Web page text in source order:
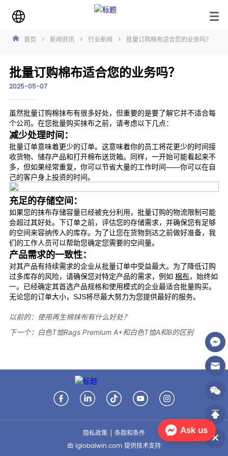
首页 > 新闻资讯 > 行业新闻 > 批量订购棉布适合您的业务吗？
批量订购棉布适合您的业务吗？
2025-05-07
以前的： 使用再生棉抹布有什么好处？
下一个： 白色T恤Rags Premium A+和白色T恤A和B的区别
隐私政策
条款和条件
由 iglobalwin.com 提供技术支持
Ask us